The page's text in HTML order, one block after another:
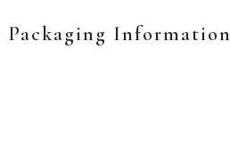
Packaging Information